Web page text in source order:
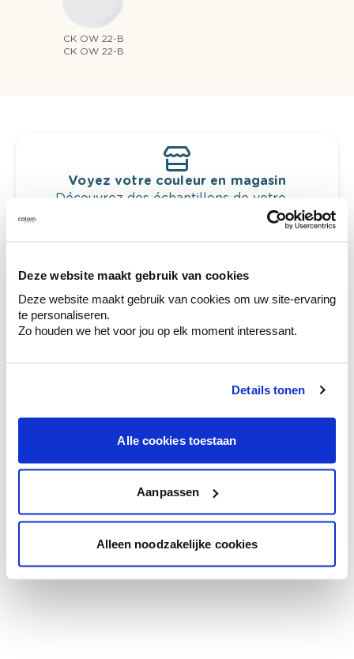
Deze website maakt gebruik van cookies
Deze website maakt gebruik van cookies om uw site-ervaring
te personaliseren.
Zo houden we het voor jou op elk moment interessant.
Details tonen
Alle cookies toestaan
Aanpassen
Alleen noodzakelijke cookies
CK OW 22-B
CK OW 22-B
Voyez votre couleur en magasin
Découvrez des échantillons de votre
Obtenez des conseils personnalisés sur la
combinaison de couleurs.
Conseil couleur à domicile
l'éclairage et de votre mobilier.
Obtenez un contrôle technologique de vos
murs.